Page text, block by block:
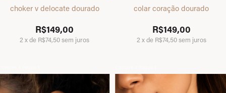
choker v delocate dourado
R$149,00
2 xde R$74,50sem juros
colar coração dourado
R$149,00
2 xde R$74,50sem juros